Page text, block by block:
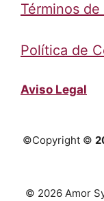
Términos de
Política de
Aviso Legal
©Copyright ©
© 2026 Amor